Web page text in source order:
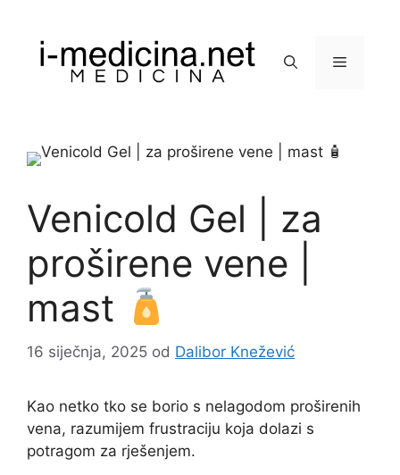
sadržaj
Izbornik
Venicold Gel | za
proširene vene |
mast
16 siječnja, 2025 od Dalibor Knežević
Kao netko tko se borio s nelagodom proširenih
vena, razumijem frustraciju koja dolazi s
potragom za rješenjem.